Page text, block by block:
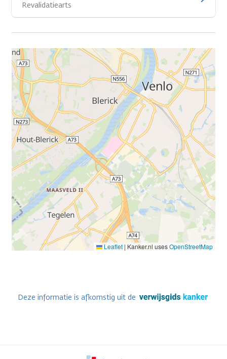
Revalidatiearts
Leaflet | Kanker.nl usesOpenStreetMap
Deze informatie is afkomstig uit de